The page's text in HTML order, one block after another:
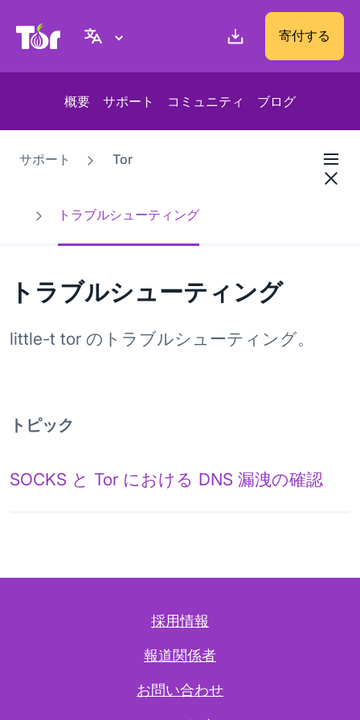
Tor Project ウェブサイト 寄付する
概要 サポート コミュニティ ブログ
サポート Tor
トラブルシューティング
トラブルシューティング
little-t tor のトラブルシューティング。
トピック
SOCKS と Tor における DNS 漏洩の確認
採用情報
報道関係者
お問い合わせ